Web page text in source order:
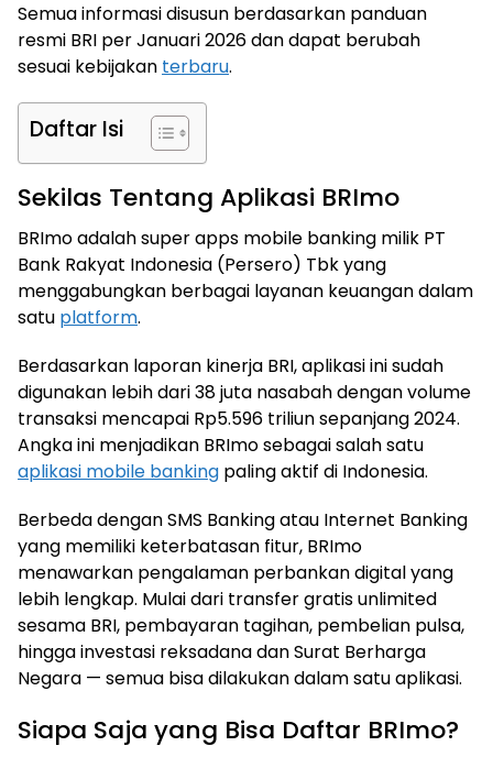
Semua informasi disusun berdasarkan panduan
resmi BRI per Januari 2026 dan dapat berubah
sesuai kebijakan terbaru.
Daftar Isi
Sekilas Tentang Aplikasi BRImo
BRImo adalah super apps mobile banking milik PT
Bank Rakyat Indonesia (Persero) Tbk yang
menggabungkan berbagai layanan keuangan dalam
satu platform.
Berdasarkan laporan kinerja BRI, aplikasi ini sudah
digunakan lebih dari 38 juta nasabah dengan volume
transaksi mencapai Rp5.596 triliun sepanjang 2024.
Angka ini menjadikan BRImo sebagai salah satu
aplikasi mobile banking paling aktif di Indonesia.
Berbeda dengan SMS Banking atau Internet Banking
yang memiliki keterbatasan fitur, BRImo
menawarkan pengalaman perbankan digital yang
lebih lengkap. Mulai dari transfer gratis unlimited
sesama BRI, pembayaran tagihan, pembelian pulsa,
hingga investasi reksadana dan Surat Berharga
Negara — semua bisa dilakukan dalam satu aplikasi.
Siapa Saja yang Bisa Daftar BRImo?